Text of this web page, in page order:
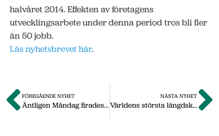
halvåret 2014. Effekten av företagens
utvecklingsarbete under denna period tros bli fler
än 50 jobb.
Läs nyhetsbrevet här.
FÖREGÅENDE NYHET
Äntligen Måndag firades under tisdagen
NÄSTA NYHET
Världens största längdskidaffär finns i Nässjö